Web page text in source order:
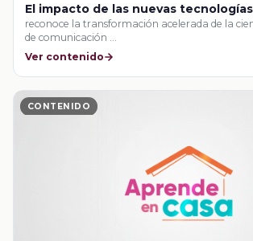
El impacto de las nuevas tecnologías
reconoce la transformación acelerada de la
de comunicación …
Ver contenido
CONTENIDO